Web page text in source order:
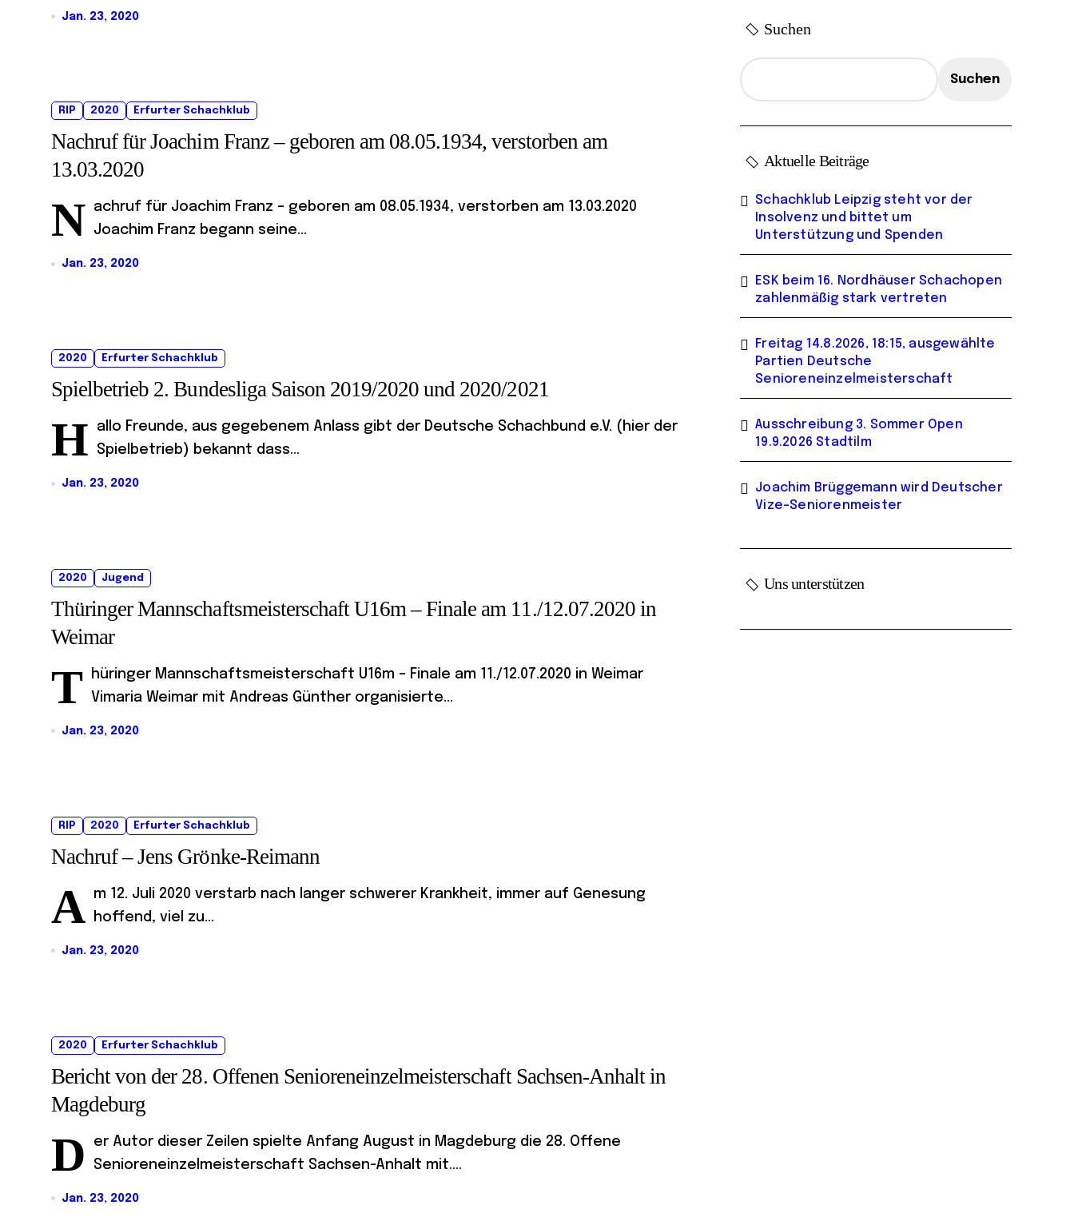
Jan. 23, 2020
RIP 2020 Erfurter Schachklub
Nachruf für Joachim Franz – geboren am 08.05.1934, verstorben am
13.03.2020
N
achruf für Joachim Franz – geboren am 08.05.1934, verstorben am 13.03.2020
Joachim Franz begann seine...
Jan. 23, 2020
2020 Erfurter Schachklub
Spielbetrieb 2. Bundesliga Saison 2019/2020 und 2020/2021
H
allo Freunde, aus gegebenem Anlass gibt der Deutsche Schachbund e.V. (hier der
Spielbetrieb) bekannt dass...
Jan. 23, 2020
2020 Jugend
Thüringer Mannschaftsmeisterschaft U16m – Finale am 11./12.07.2020 in
Weimar
T
hüringer Mannschaftsmeisterschaft U16m – Finale am 11./12.07.2020 in Weimar
Vimaria Weimar mit Andreas Günther organisierte...
Jan. 23, 2020
RIP 2020 Erfurter Schachklub
Nachruf – Jens Grönke-Reimann
A
m 12. Juli 2020 verstarb nach langer schwerer Krankheit, immer auf Genesung
hoffend, viel zu...
Jan. 23, 2020
2020 Erfurter Schachklub
Bericht von der 28. Offenen Senioreneinzelmeisterschaft Sachsen-Anhalt in
Magdeburg
D
er Autor dieser Zeilen spielte Anfang August in Magdeburg die 28. Offene
Senioreneinzelmeisterschaft Sachsen-Anhalt mit....
Jan. 23, 2020
Suchen
Suchen
Aktuelle Beiträge
Schachklub Leipzig steht vor der
Insolvenz und bittet um
Unterstützung und Spenden
ESK beim 16. Nordhäuser Schachopen
zahlenmäßig stark vertreten
Freitag 14.8.2026, 18:15, ausgewählte
Partien Deutsche
Senioreneinzelmeisterschaft
Ausschreibung 3. Sommer Open
19.9.2026 Stadtilm
Joachim Brüggemann wird Deutscher
Vize-Seniorenmeister
Uns unterstützen